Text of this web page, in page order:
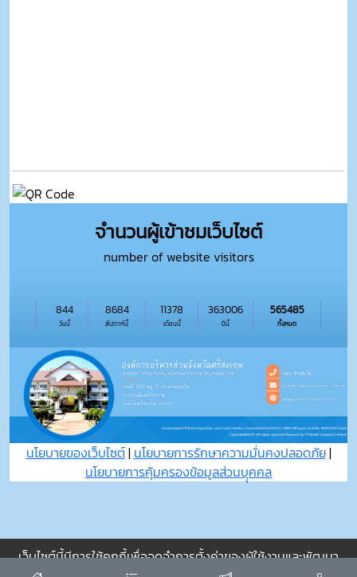
จำนวนผู้เข้าชมเว็บไซต์
number of website visitors
วันนี้
844
สัปดาห์นี้
8684
เดือนนี้
11378
ปีนี้
363006
ทั้งหมด
565485
นโยบายของเว็บไซต์| นโยบายการรักษาความมั่นคงปลอดภัย|
นโยบายการคุ้มครองข้อมูลส่วนบุุคคล
เว็บไซต์นี้มีการใช้คุกกี้เพื่อจดจำการตั้งค่าของผู้ใช้งานและพัฒนา